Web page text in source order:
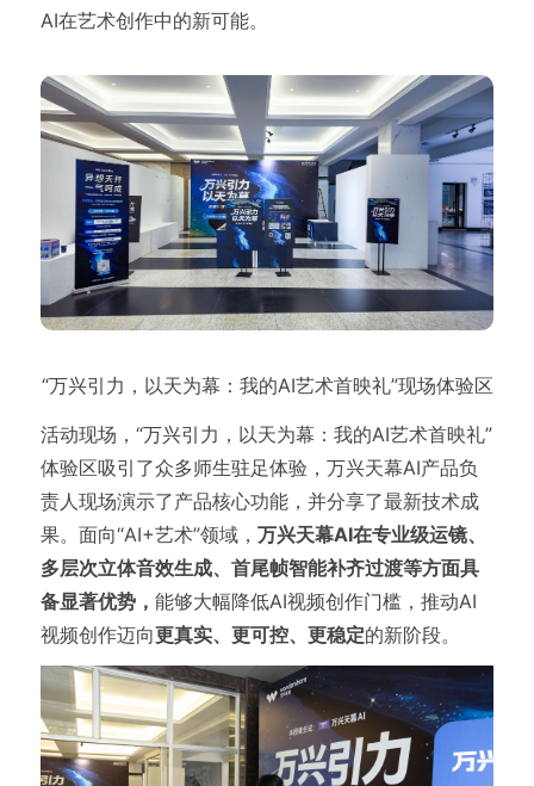
AI在艺术创作中的新可能。
“万兴引力，以天为幕：我的AI艺术首映礼”现场体验区
活动现场，“万兴引力，以天为幕：我的AI艺术首映礼”
体验区吸引了众多师生驻足体验，万兴天幕AI产品负
责人现场演示了产品核心功能，并分享了最新技术成
果。面向“AI+艺术”领域， 万兴天幕AI在专业级运镜、
多层次立体音效生成、首尾帧智能补齐过渡等方面具
备显著优势， 能够大幅降低AI视频创作门槛，推动AI
视频创作迈向更真实、更可控、更稳定的新阶段。